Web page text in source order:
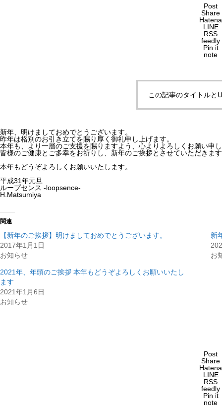
Post
Share
Hatena
LINE
RSS
feedly
Pin it
note
この記事のタイトルと
新年、明けましておめでとうございます。
昨年は格別のお引き立てを賜り厚く御礼申し上げます。
本年も、より一層のご支援を賜りますよう、心よりよろしくお願い申
皆様のご健康とご多幸をお祈りし、新年のご挨拶とさせていただきま
本年もどうぞよろしくお願いいたします。
平成31年元旦
ループセンス -loopsence-
H.Matsumiya
関連
【新年のご挨拶】明けましておめでとうございます。
2017年1月1日
お知らせ
新
お
2021年、年頭のご挨拶 本年もどうぞよろしくお願いいたし
ます
2021年1月6日
お知らせ
Post
Share
Hatena
LINE
RSS
feedly
Pin it
note